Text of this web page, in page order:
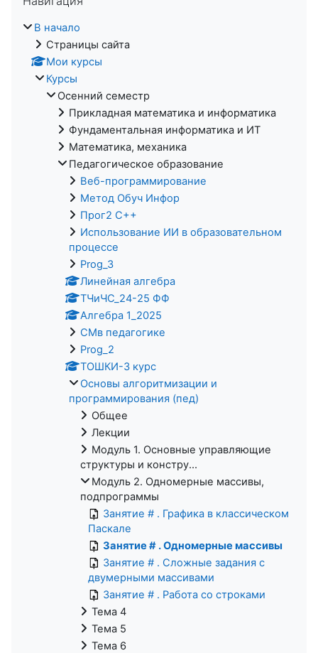
В начало
Страницы сайта
Мои курсы
Курсы
Осенний семестр
Прикладная математика и информатика
Фундаментальная информатика и ИТ
Математика, механика
Педагогическое образование
Веб-программирование
Метод Обуч Инфор
Прог2 С++
Использование ИИ в образовательном
процессе
Prog_3
Линейная алгебра
ТЧиЧС_24-25 ФФ
Алгебра 1_2025
СМв педагогике
Prog_2
ТОШКИ-3 курс
Основы алгоритмизации и
программирования (пед)
Общее
Лекции
Модуль 1. Основные управляющие
структуры и констру...
Модуль 2. Одномерные массивы,
подпрограммы
Занятие # . Графика в классическом
Паскале
Занятие # . Одномерные массивы
Занятие # . Сложные задания с
двумерными массивами
Занятие # . Работа со строками
Тема 4
Тема 5
Тема 6